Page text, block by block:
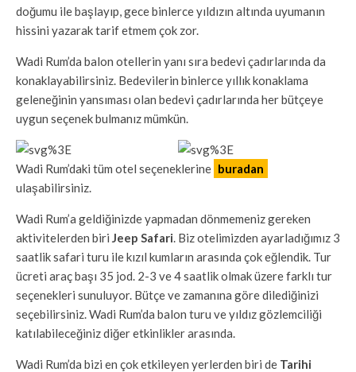
doğumu ile başlayıp, gece binlerce yıldızın altında uyumanın
hissini yazarak tarif etmem çok zor.
Wadi Rum’da balon otellerin yanı sıra bedevi çadırlarında da
konaklayabilirsiniz. Bedevilerin binlerce yıllık konaklama
geleneğinin yansıması olan bedevi çadırlarında her bütçeye
uygun seçenek bulmanız mümkün.
Wadi Rum’daki tüm otel seçeneklerine buradan
ulaşabilirsiniz.
Wadi Rum’a geldiğinizde yapmadan dönmemeniz gereken
aktivitelerden biri Jeep Safari . Biz otelimizden ayarladığımız 3
saatlik safari turu ile kızıl kumların arasında çok eğlendik. Tur
ücreti araç başı 35 jod. 2-3 ve 4 saatlik olmak üzere farklı tur
seçenekleri sunuluyor. Bütçe ve zamanına göre dilediğinizi
seçebilirsiniz. Wadi Rum’da balon turu ve yıldız gözlemciliği
katılabileceğiniz diğer etkinlikler arasında.
Wadi Rum’da bizi en çok etkileyen yerlerden biri de Tarihi